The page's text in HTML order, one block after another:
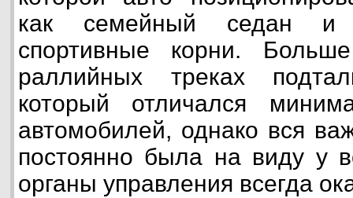
как семейный седан
спортивные корни.
раллийных треках
который отличался
автомобилей, однако вся
постоянно была на виду у
органы управления всегда